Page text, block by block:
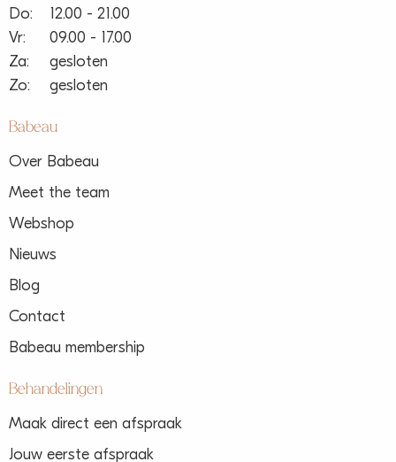
Do:
12.00 - 21.00
Vr:
09.00 - 17.00
Za:
gesloten
Zo:
gesloten
Babeau
Over Babeau
Meet the team
Webshop
Nieuws
Blog
Contact
Babeau membership
Behandelingen
Maak direct een afspraak
Jouw eerste afspraak